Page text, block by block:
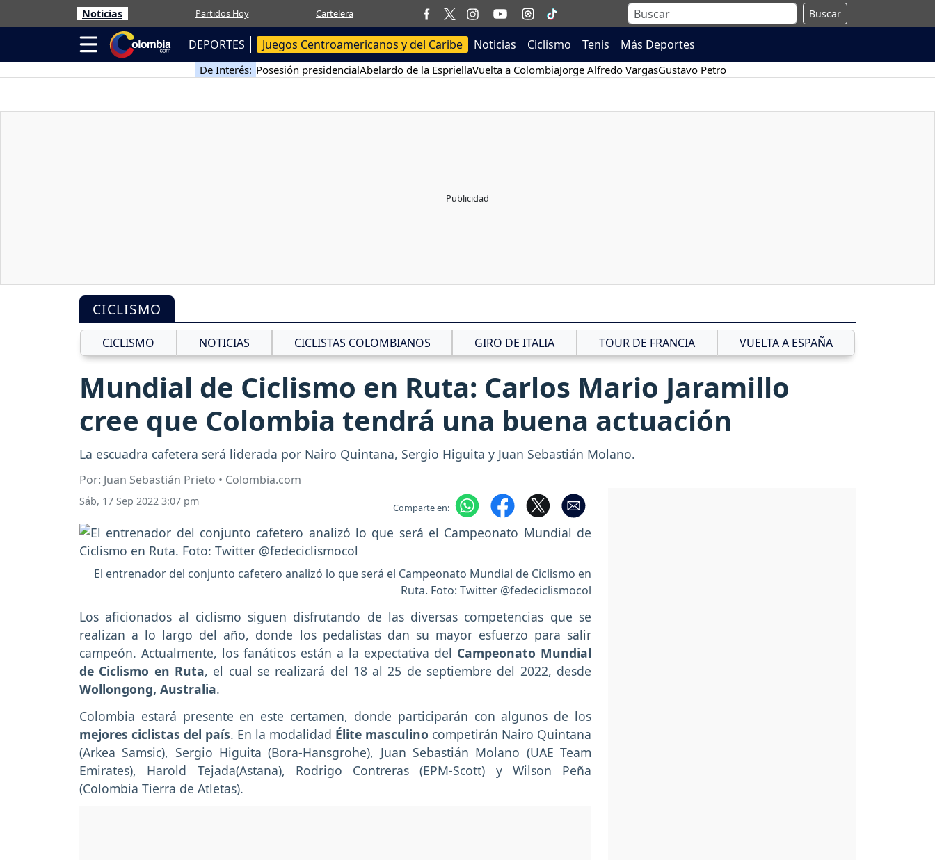
Noticias Partidos Hoy Cartelera Buscar
DEPORTES Juegos Centroamericanos y del Caribe Noticias Ciclismo Tenis Más Deportes
De Interés: Posesión presidencialAbelardo de la EspriellaVuelta a ColombiaJorge Alfredo VargasGustavo Petro
CICLISMO
CICLISMO NOTICIAS CICLISTAS COLOMBIANOS GIRO DE ITALIA TOUR DE FRANCIA VUELTA A ESPAÑA
Mundial de Ciclismo en Ruta: Carlos Mario Jaramillo
cree que Colombia tendrá una buena actuación
La escuadra cafetera será liderada por Nairo Quintana, Sergio Higuita y Juan Sebastián Molano.
Por: Juan Sebastián Prieto • Colombia.com
Sáb, 17 Sep 2022 3:07 pm Comparte en:
El entrenador del conjunto cafetero analizó lo que será el Campeonato Mundial de Ciclismo en
Ruta. Foto: Twitter @fedeciclismocol
Los aficionados al ciclismo siguen disfrutando de las diversas competencias que se
realizan a lo largo del año, donde los pedalistas dan su mayor esfuerzo para salir
campeón. Actualmente, los fanáticos están a la expectativa del Campeonato Mundial
de Ciclismo en Ruta, el cual se realizará del 18 al 25 de septiembre del 2022, desde
Wollongong, Australia.
Colombia estará presente en este certamen, donde participarán con algunos de los
mejores ciclistas del país. En la modalidad Élite masculino competirán Nairo Quintana
(Arkea Samsic), Sergio Higuita (Bora-Hansgrohe), Juan Sebastián Molano (UAE Team
Emirates), Harold Tejada(Astana), Rodrigo Contreras (EPM-Scott) y Wilson Peña
(Colombia Tierra de Atletas).